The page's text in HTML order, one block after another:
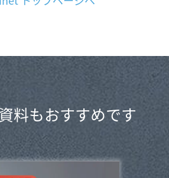
料もおすすめです